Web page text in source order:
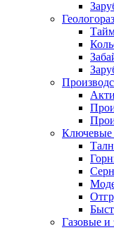
Ключевые
Газовые и